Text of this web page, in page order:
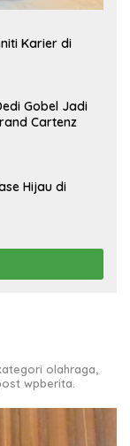
Karier di
Gobel Jadi
Cartenz
Hijau di
olahraga,
wpberita.